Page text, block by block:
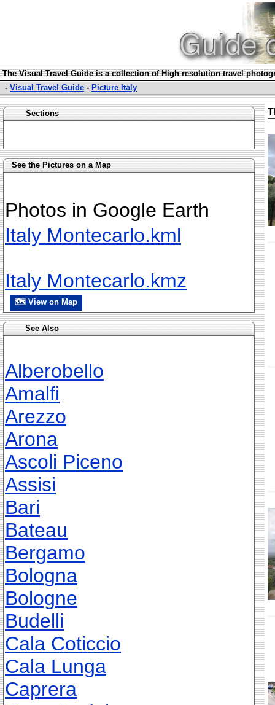
The Visual Travel Guide is a collection of High resolution travel
- Visual Travel Guide - Picture Italy
Sections
See the Pictures on a Map
Photos in Google Earth
Italy Montecarlo.kml
Italy Montecarlo.kmz
🗺 View on Map
See Also
Alberobello
Amalfi
Arezzo
Arona
Ascoli Piceno
Assisi
Bari
Bateau
Bergamo
Bologna
Bologne
Budelli
Cala Coticcio
Cala Lunga
Caprera